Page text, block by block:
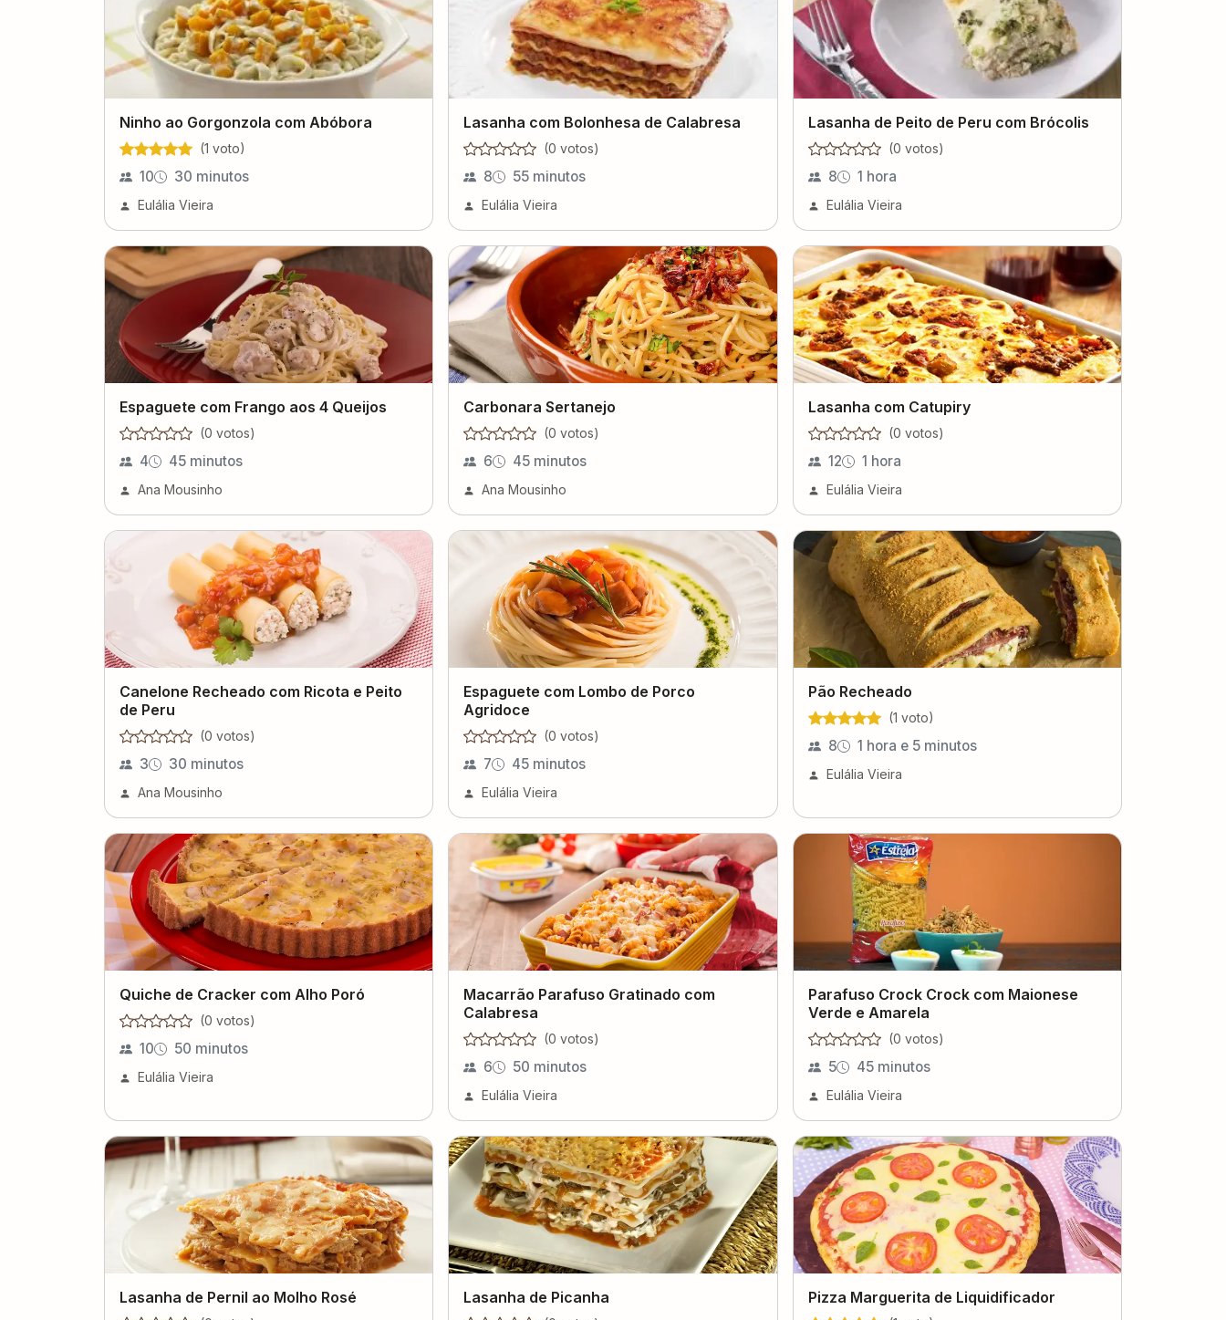
Ninho ao Gorgonzola com Abóbora
(1 voto)
10 30 minutos
Eulália Vieira
Lasanha com Bolonhesa de Calabresa
(0 votos)
8 55 minutos
Eulália Vieira
Lasanha de Peito de Peru com Brócolis
(0 votos)
8 1 hora
Eulália Vieira
Espaguete com Frango aos 4 Queijos
(0 votos)
4 45 minutos
Ana Mousinho
Carbonara Sertanejo
(0 votos)
6 45 minutos
Ana Mousinho
Lasanha com Catupiry
(0 votos)
12 1 hora
Eulália Vieira
Canelone Recheado com Ricota e Peito
de Peru
(0 votos)
3 30 minutos
Ana Mousinho
Espaguete com Lombo de Porco
Agridoce
(0 votos)
7 45 minutos
Eulália Vieira
Pão Recheado
(1 voto)
8 1 hora e 5 minutos
Eulália Vieira
Quiche de Cracker com Alho Poró
(0 votos)
10 50 minutos
Eulália Vieira
Macarrão Parafuso Gratinado com
Calabresa
(0 votos)
6 50 minutos
Eulália Vieira
Parafuso Crock Crock com Maionese
Verde e Amarela
(0 votos)
5 45 minutos
Eulália Vieira
Lasanha de Pernil ao Molho Rosé Lasanha de Picanha Pizza Marguerita de Liquidificador